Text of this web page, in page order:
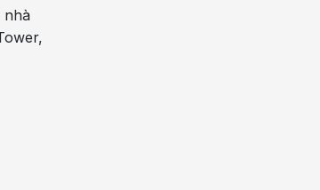
giải khát và dùng nhiều một cách quá
khoáng thường gọi chung là thuốc bổ.
C) rất được chuộng dùng và nhiều
liều lượng.
đủ, với viên sủi vitamin C 1.000mg chỉ
nhà